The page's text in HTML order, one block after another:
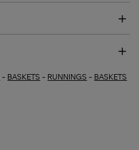
- BASKETS - RUNNINGS - BASKETS